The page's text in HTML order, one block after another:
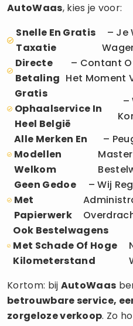
AutoWaas, kies je voor:
Snelle En Gratis
Taxatie
– Je
Directe
Betaling
– Contant
Het Moment
Gratis
Ophaalservice In
Heel België
–
Alle Merken En
Modellen
Welkom
–
Geen Gedoe
Met
Papierwerk
– Wij
Ook Bestelwagens
Met Schade Of Hoge
Kilometerstand
Kortom: bij AutoWaas
betrouwbare service,
zorgeloze verkoop. Zo